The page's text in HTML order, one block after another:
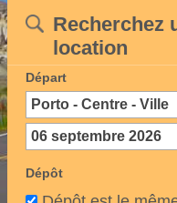
Recherchez
location
Départ
Dépôt